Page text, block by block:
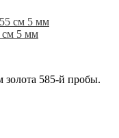
см 5 мм
585-й пробы.